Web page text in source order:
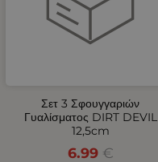
Σετ 3 Σφουγγαριών
Γυαλίσματος DIRT DEVIL
12,5cm
6.99 €